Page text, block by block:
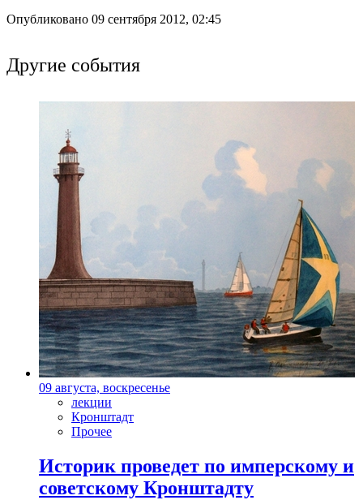
Опубликовано 09 сентября 2012, 02:45
Другие события
09 августа, воскресенье
лекции
Кронштадт
Прочее
Историк проведет по имперскому и
советскому Кронштадту